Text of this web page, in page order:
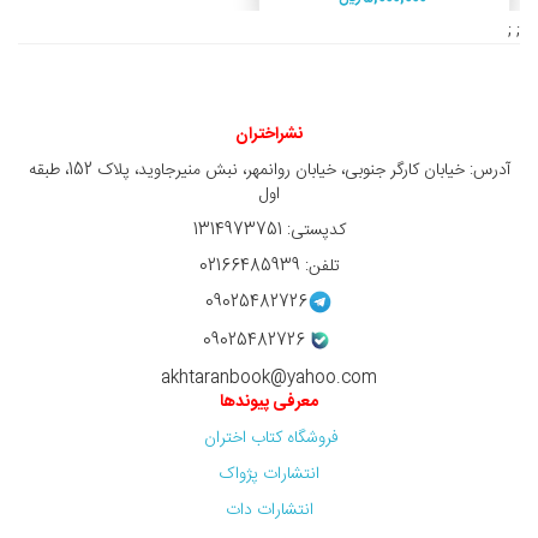
; ;
نشراختران
آدرس: خیابان کارگر جنوبی، خیابان روانمهر، نبش منیرجاوید، پلاک 152، طبقه
اول
کدپستی: 1314973751
تلفن: 02166485939
09025482726
09025482726
akhtaranbook@yahoo.com
معرفی پیوندها
فروشگاه کتاب اختران
انتشارات پژواک
انتشارات دات